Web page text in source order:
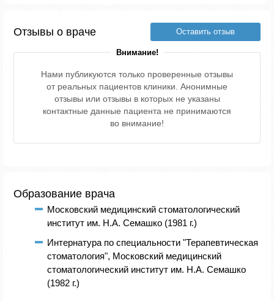
Отзывы о враче Оставить отзыв
Внимание!
Нами публикуются только проверенные отзывы
от реальных пациентов клиники. Анонимные
отзывы или отзывы в которых не указаны
контактные данные пациента не принимаются
во внимание!
Образование врача
Московский медицинский стоматологический
институт им. Н.А. Семашко (1981 г.)
Интернатура по специальности "Терапевтическая
стоматология", Московский медицинский
стоматологический институт им. Н.А. Семашко
(1982 г.)